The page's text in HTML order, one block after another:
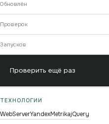
Обновлён
Проверок
Запусков
Проверить ещё раз
ТЕХНОЛОГИИ
WebServerYandexMetrikajQuery